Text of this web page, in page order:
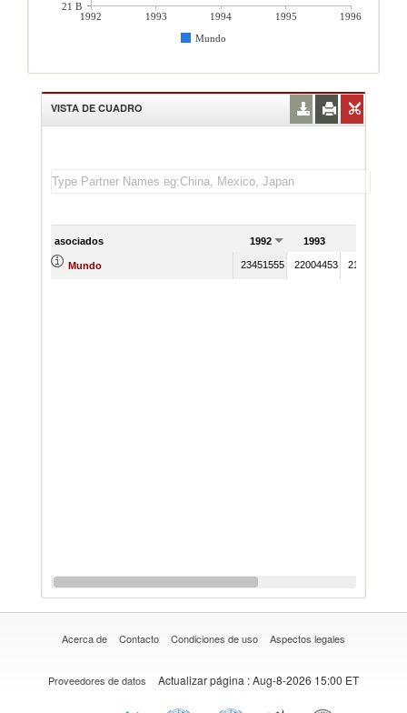
1992 1993 1994 1995
1996
Mundo
21 B
VISTA DE CUADRO
asociados 1992 1993
Mundo 23451555 22004453 21491556
Acerca de Contacto Condiciones de uso Aspectos legales
Proveedores de datos Actualizar página : Aug-8-2026 15:00 ET